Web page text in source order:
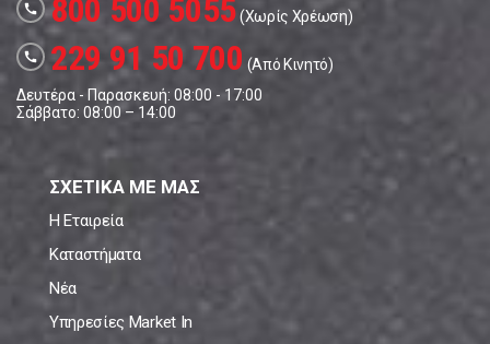
call 800 500 5055(Χωρίς Χρέωση)
call 229 91 50 700 (Από Κινητό)
Δευτέρα - Παρασκευή: 08:00 - 17:00
Σάββατο: 08:00 – 14:00
ΣΧΕΤΙΚΑ ΜΕ ΜΑΣ
Η Εταιρεία
Καταστήματα
Νέα
Υπηρεσίες Market In